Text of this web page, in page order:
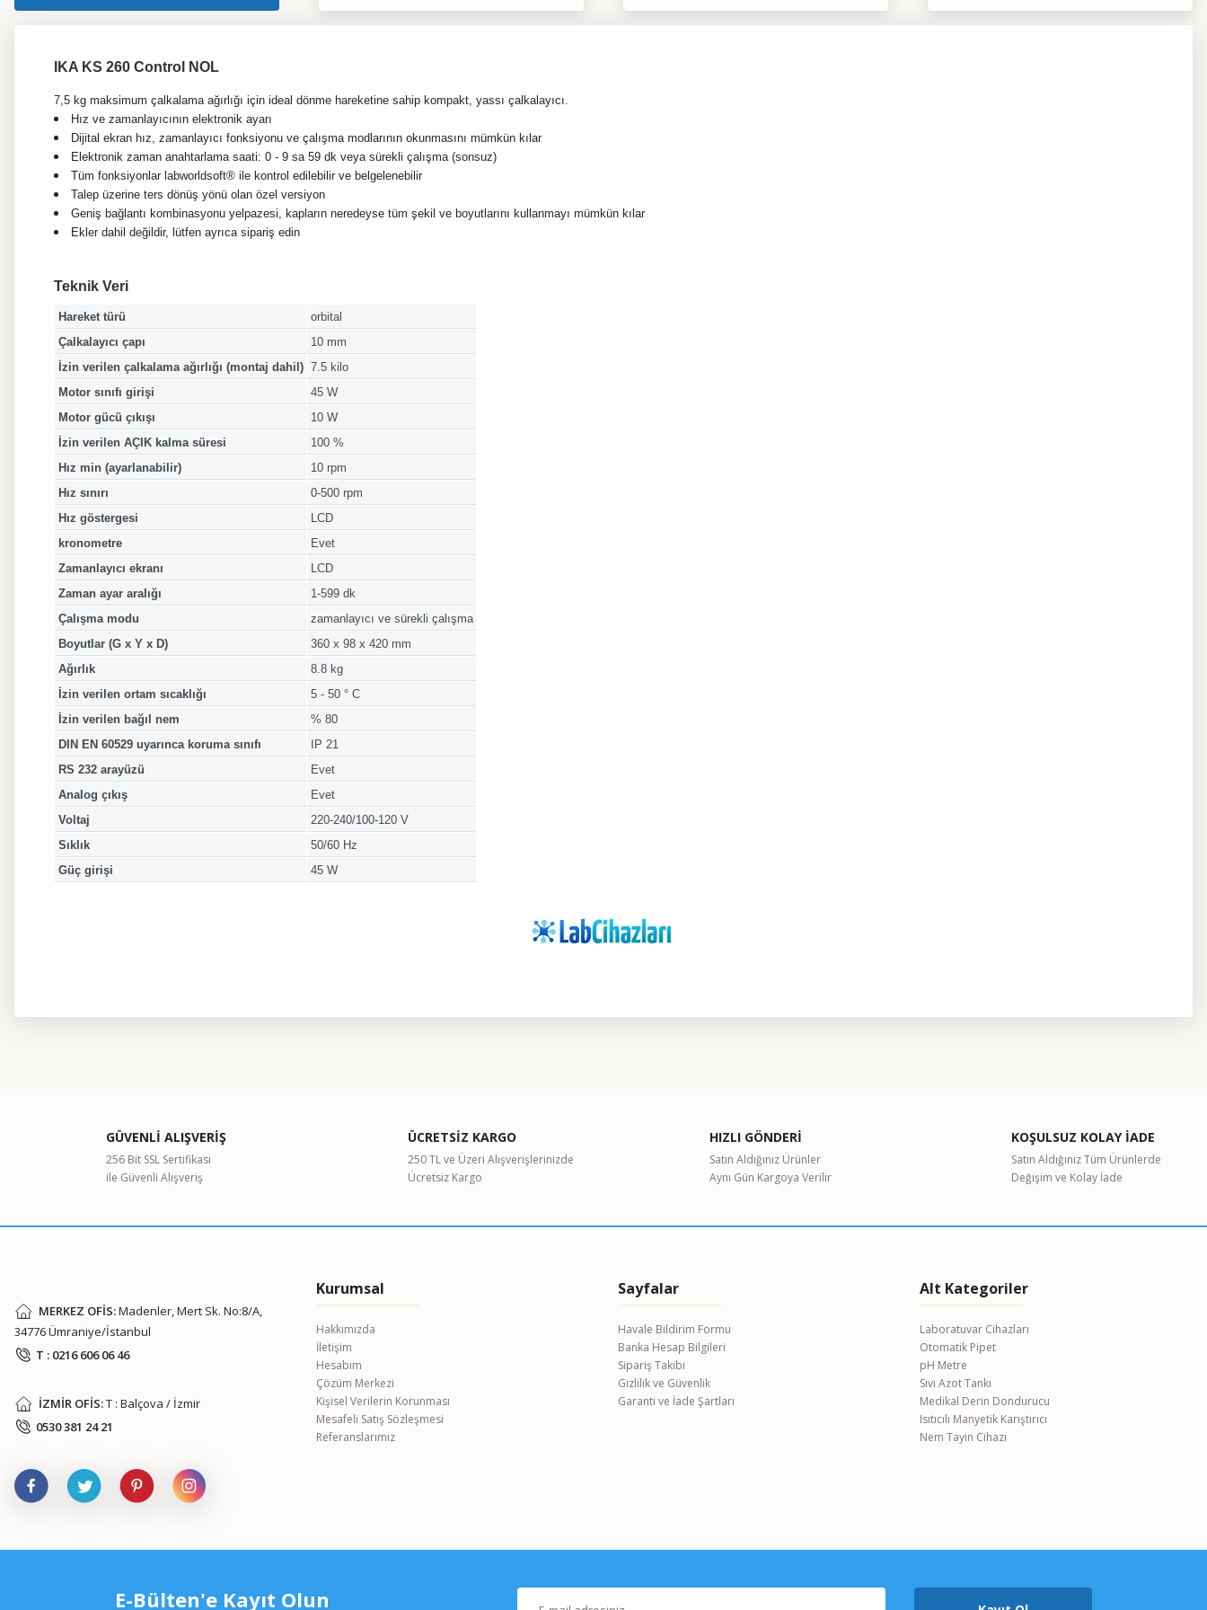
IKA KS 260 Control NOL
7,5 kg maksimum çalkalama ağırlığı için ideal dönme hareketine sahip kompakt, yassı çalkalayıcı.
Hız ve zamanlayıcının elektronik ayarı
Dijital ekran hız, zamanlayıcı fonksiyonu ve çalışma modlarının okunmasını mümkün kılar
Elektronik zaman anahtarlama saati: 0 - 9 sa 59 dk veya sürekli çalışma (sonsuz)
Tüm fonksiyonlar labworldsoft® ile kontrol edilebilir ve belgelenebilir
Talep üzerine ters dönüş yönü olan özel versiyon
Geniş bağlantı kombinasyonu yelpazesi, kapların neredeyse tüm şekil ve boyutlarını kullanmayı mümkün kılar
Ekler dahil değildir, lütfen ayrıca sipariş edin
Teknik Veri
Hareket türü
orbital
Çalkalayıcı çapı
10 mm
İzin verilen çalkalama ağırlığı (montaj dahil) 7.5 kilo
Motor sınıfı girişi
45 W
Motor gücü çıkışı
10 W
İzin verilen AÇIK kalma süresi
100 %
Hız min (ayarlanabilir)
10 rpm
Hız sınırı
0-500 rpm
Hız göstergesi
LCD
kronometre
Evet
Zamanlayıcı ekranı
LCD
Zaman ayar aralığı
1-599 dk
Çalışma modu
zamanlayıcı ve sürekli çalışma
Boyutlar (G x Y x D)
360 x 98 x 420 mm
Ağırlık
8.8 kg
İzin verilen ortam sıcaklığı
5 - 50 ° C
İzin verilen bağıl nem
% 80
DIN EN 60529 uyarınca koruma sınıfı
IP 21
RS 232 arayüzü
Evet
Analog çıkış
Evet
Voltaj
220-240/100-120 V
Sıklık
50/60 Hz
Güç girişi
45 W
Ürün açıklamasında eksik bilgiler bulunuyor.
Ürün bilgilerinde hatalar bulunuyor.
Gönder
GÜVENLİ ALIŞVERİŞ
256 Bit SSL Sertifikası
ile Güvenli Alışveriş
ÜCRETSİZ KARGO
250 TL ve Üzeri Alışverişlerinizde
Ücretsiz Kargo
HIZLI GÖNDERİ
Satın Aldığınız Ürünler
Aynı Gün Kargoya Verilir
KOŞULSUZ KOLAY İADE
Satın Aldığınız Tüm Ürünlerde
Değişim ve Kolay İade
MERKEZ OFİS:Madenler, Mert Sk. No:8/A,
34776 Ümraniye/İstanbul
T : 0216 606 06 46
İZMİR OFİS:T : Balçova / İzmir
0530 381 24 21
Kurumsal
Hakkımızda
İletişim
Hesabım
Çözüm Merkezi
Kişisel Verilerin Korunması
Mesafeli Satış Sözleşmesi
Referanslarımız
Sayfalar
Havale Bildirim Formu
Banka Hesap Bilgileri
Sipariş Takibi
Gizlilik ve Güvenlik
Garanti ve İade Şartları
Alt Kategoriler
Laboratuvar Cihazları
Otomatik Pipet
pH Metre
Sıvı Azot Tankı
Medikal Derin Dondurucu
Isıtıcılı Manyetik Karıştırıcı
Nem Tayin Cihazı
E-Bülten'e Kayıt Olun